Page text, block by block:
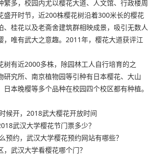
繁多，校园内尤以樱花大道、人文馆、行政楼周
盛开时节，近200株樱花树沿着300米长的樱花
、桂花以及老斋舍建筑群相映成景，吸引无数人
，唯有武大之意趣。2011年，樱花大道获评江
树有近2000多株，除园林工人自行培育的之
研究所、南京植物园等引种有日本樱花、大山
本晚樱等多个品种在校园四个校区都有种植。
候开，2018武大樱花开放时间
武汉大学樱花节门票多少？
预约，武汉大学樱花预约网站有哪些？
武汉大学看樱花哪个门？